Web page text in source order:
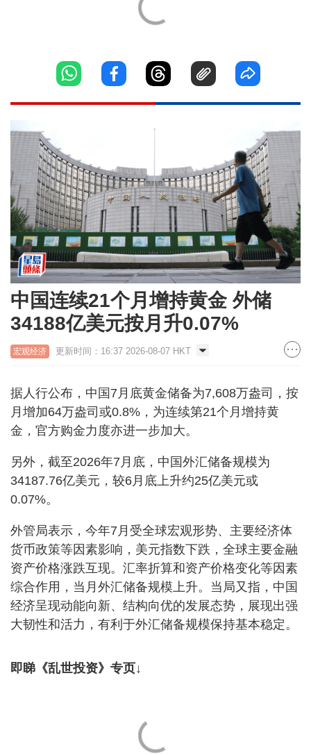
中国连续21个月增持黄金 外储
34188亿美元按月升0.07%
宏观经济 更新时间：16:37 2026-08-07 HKT
据人行公布，中国7月底黄金储备为7,608万盎司，按
月增加64万盎司或0.8%，为连续第21个月增持黄
金，官方购金力度亦进一步加大。
另外，截至2026年7月底，中国外汇储备规模为
34187.76亿美元，较6月底上升约25亿美元或
0.07%。
外管局表示，今年7月受全球宏观形势、主要经济体
货币政策等因素影响，美元指数下跌，全球主要金融
资产价格涨跌互现。汇率折算和资产价格变化等因素
综合作用，当月外汇储备规模上升。当局又指，中国
经济呈现动能向新、结构向优的发展态势，展现出强
大韧性和活力，有利于外汇储备规模保持基本稳定。
即睇《乱世投资》专页↓